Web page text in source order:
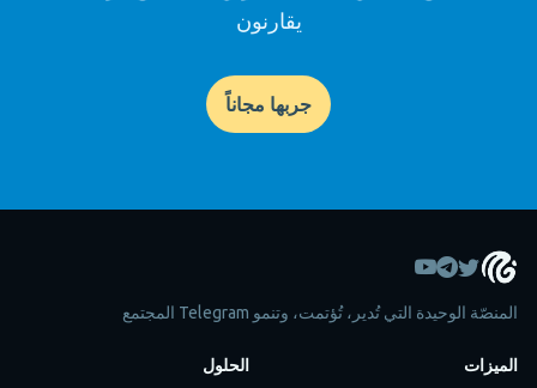
يقارنون
جربها مجاناً
المنصّة الوحيدة التي تُدير، تُؤتمت، وتنمو Telegram المجتمع
الميزات
الحلول